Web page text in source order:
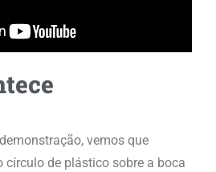
vemos que
de plástico sobre a boca